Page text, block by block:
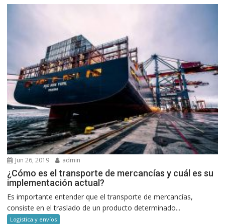
Jun 26, 2019 admin
¿Cómo es el transporte de mercancías y cuál es su
implementación actual?
Es importante entender que el transporte de mercancías,
consiste en el traslado de un producto determinado...
Logistica y envíos